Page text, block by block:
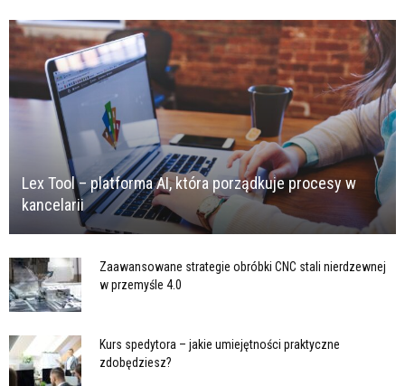
Lex Tool – platforma AI, która porządkuje procesy w
kancelarii
Zaawansowane strategie obróbki CNC stali nierdzewnej
w przemyśle 4.0
Kurs spedytora – jakie umiejętności praktyczne
zdobędziesz?